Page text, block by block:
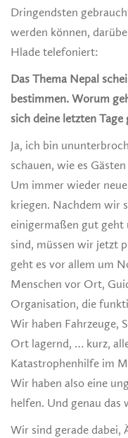
Dringendsten
werden können,
Hlade telefoniert:
Das Thema Nepal
bestimmen. Worum
sich deine letzten Tage
Ja, ich bin
schauen, wie es
Um immer wieder
kriegen. Nachdem wir
einigermaßen gut geht
sind, müssen wir jetzt
geht es vor allem um
Menschen vor Ort,
Organisation, die
Wir haben Fahrzeuge,
Ort lagernd, … kurz,
Katastrophenhilfe im
Wir haben also eine
helfen. Und genau das
Wir sind gerade dabei,